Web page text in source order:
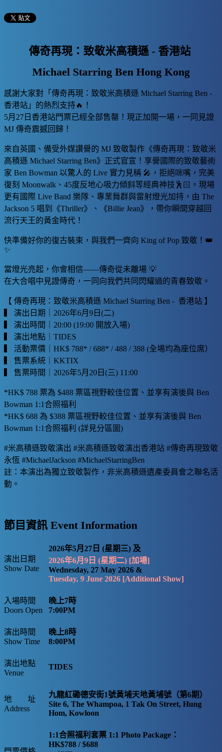
傳奇再現：致敬米高積遜 - 香港站
Michael Starring Ben Hong Kong
感謝大家對「傳奇再現：致敬米高積遜 Michael Starring Ben -
香港站」的熱烈支持🔥！
5月27日香港站門票已經全部售罄！現正加開一場，一同見證
MJ 傳奇震撼回歸！
來自英國、備受外媒讚譽的 MJ 致敬製作《傳奇再現：致敬米
高積遜 Michael Starring Ben》正式官宣！享譽國際的致敬藝術
家 Ben Bowman 以驚人的 Live 實力見稱 🎤，拒絕咪嘴，完美
復刻 Moonwalk、45度反地心吸力傾斜等經典神技🕺🏻。現場
更有國際 Live Band 樂隊、專業舞群與雷射燈光加持，由 The
Jackson 5 唱到《Thriller》、《Billie Jean》，帶你瞬間穿越回
流行天王的黃金時代！
快準備好你的復古裝束，與我們一齊向 King of Pop 致敬！👑
✨
當燈光亮起，你會相信——傳奇從未離場 💡
在大合唱中見證傳奇，一同向我們共同閃耀過的青春致敬。
【 傳奇再現：致敬米高積遜 Michael Starring Ben - 香港站 】
▍ 演出日期｜2026年6月9日(二)
▍ 演出時間｜20:00 (19:00 開放入場)
▍ 演出地點｜TIDES
▍ 活動票價｜HK$ 788* / 688* / 488 / 388 (全場均為座位席）
▍ 售票系統｜KKTIX
▍ 售票時間｜2026年5月20日(三) 11:00
*HK$ 788 票為 $488 票區視野較佳位置、並享有演後與 Ben
Bowman 1:1合照福利
*HK$ 688 為 $388 票區視野較佳位置、並享有演後與 Ben
Bowman 1:1合照福利 (詳見分區圖)
#米高積遜致敬演出 #米高積遜致敬演出香港站 #傳奇再現致敬
永恆 #MichaelJackson #MichaelStarringBen
註：本演出為獨立致敬製作，非米高積遜遺產委員會之聯名活
動。
節目資訊 Event Information
演出日期
Show Date
2026年5月27日 (星期三) 及
2026年6月9日 (星期二) [加場]
Wednesday, 27 May 2026 &
Tuesday, 9 June 2026 [Additional Show]
入場時間
Doors Open
晚上7時
7:00PM
演出時間
Show Time
晚上8時
8:00PM
演出地點
Venue
TIDES
地 址
Address
九龍紅磡德安街1號黃埔天地黃埔號（第6期）
Site 6, The Whampoa, 1 Tak On Street, Hung
Hom, Kowloon
1:1合照福利套票 1:1 Photo Package：
HK$788 / $688